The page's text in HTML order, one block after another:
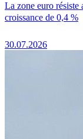
La zone euro résiste
croissance de 0,4 %
30.07.2026